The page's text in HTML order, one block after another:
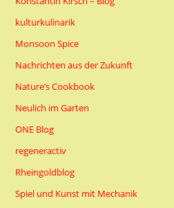
kulturkulinarik
Monsoon Spice
Nachrichten aus der Zukunft
Nature’s Cookbook
Neulich im Garten
ONE Blog
regeneractiv
Rheingoldblog
Spiel und Kunst mit Mechanik